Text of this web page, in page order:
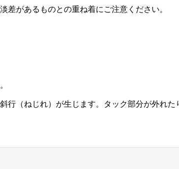
差があるものとの重ね着にご注意ください。
行（ねじれ）が生じます。タック部分が外れた